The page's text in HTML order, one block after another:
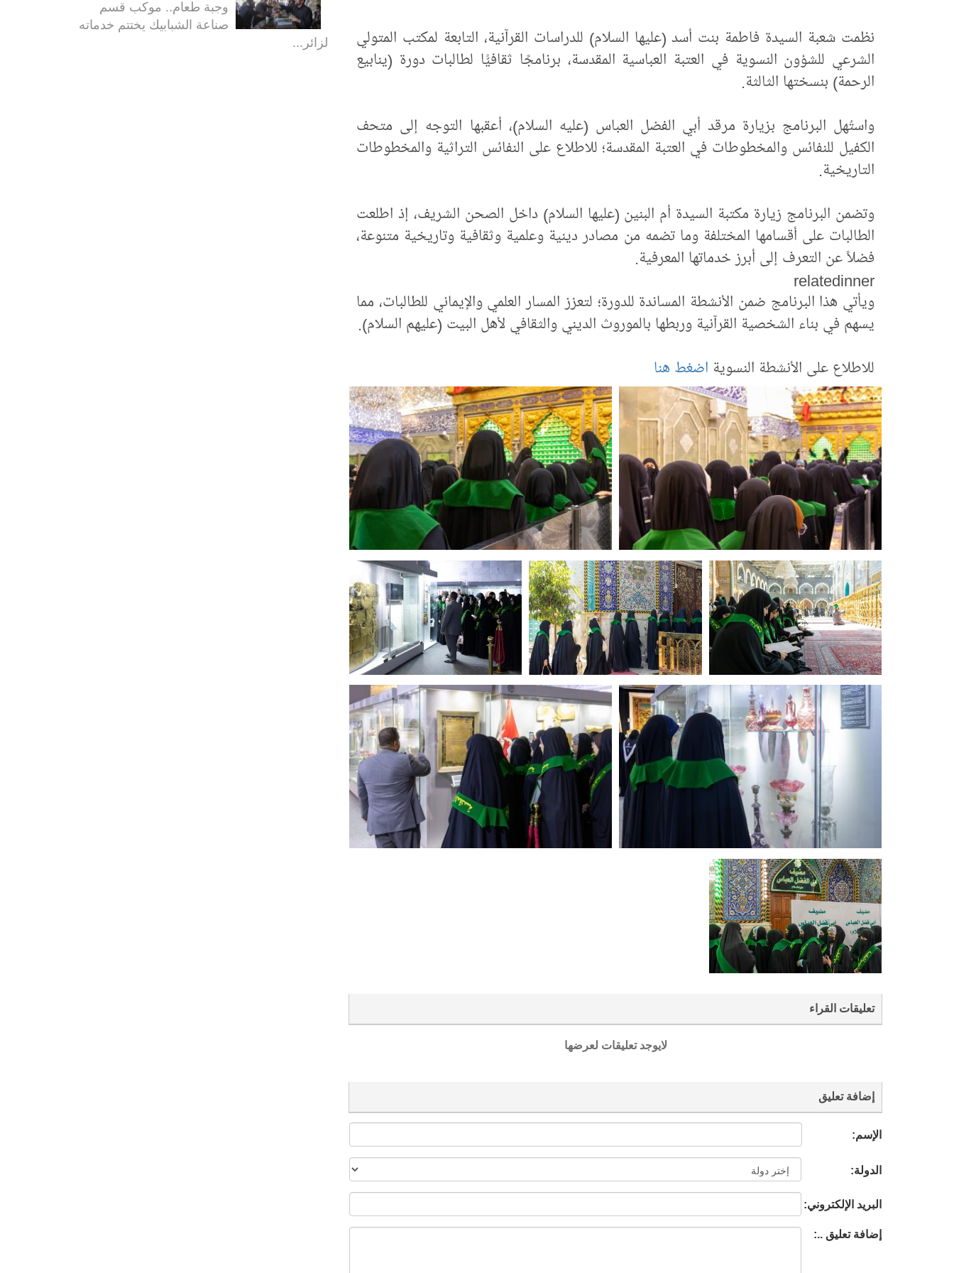
نظمت شعبة السيدة فاطمة بنت أسد (عليها السلام) للدراسات القرآنية، التابعة لمكتب المتولي
الشرعي للشؤون النسوية في العتبة العباسية المقدسة، برنامجًا ثقافيًّا لطالبات دورة (ينابيع
الرحمة) بنسختها الثالثة.
واستُهل البرنامج بزيارة مرقد أبي الفضل العباس (عليه السلام)، أعقبها التوجه إلى متحف
الكفيل للنفائس والمخطوطات في العتبة المقدسة؛ للاطلاع على النفائس التراثية والمخطوطات
التاريخية.
وتضمن البرنامج زيارة مكتبة السيدة أم البنين (عليها السلام) داخل الصحن الشريف، إذ اطلعت
الطالبات على أقسامها المختلفة وما تضمه من مصادر دينية وعلمية وثقافية وتاريخية متنوعة،
فضلاً عن التعرف إلى أبرز خدماتها المعرفية.
relatedinner
ويأتي هذا البرنامج ضمن الأنشطة المساندة للدورة؛ لتعزز المسار العلمي والإيماني للطالبات، مما
يسهم في بناء الشخصية القرآنية وربطها بالموروث الديني والثقافي لأهل البيت (عليهم السلام).
للاطلاع على الأنشطة النسوية اضغط هنا
تعليقات القراء
لايوجد تعليقات لعرضها
إضافة تعليق
الإسم:
الدولة:
البريد الإلكتروني:
إضافة تعليق ..:
وجبة طعام.. موكب قسم
صناعة الشبابيك يختتم خدماته
لزائر...